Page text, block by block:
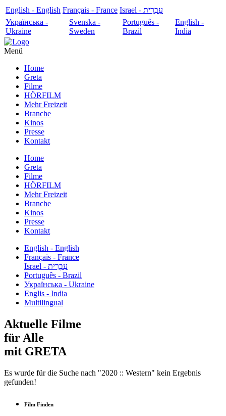
English - English Français - France
עִבְרִית - Israel
Українська -
Ukraine
Svenska -
Sweden
Português -
Brazil
English -
India
Menü
Home
Greta
Filme
HÖRFILM
Mehr Freizeit
Branche
Kinos
Presse
Kontakt
Home
Greta
Filme
HÖRFILM
Mehr Freizeit
Branche
Kinos
Presse
Kontakt
English - English
Français - France
עִבְרִית - Israel
Português - Brazil
Українська - Ukraine
Englis - India
Multilingual
Aktuelle Filme
für Alle
mit GRETA
Es wurde für die Suche nach "2020 :: Western" kein Ergebnis
gefunden!
Film Finden